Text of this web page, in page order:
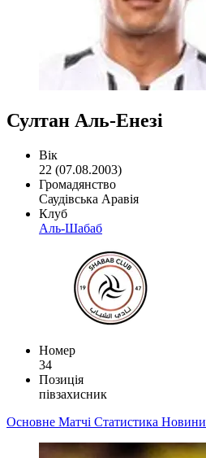
Султан Аль-Енезі
Вік
22 (07.08.2003)
Громадянство
Саудівська Аравія
Клуб
Аль-Шабаб
Номер
34
Позиція
півзахисник
Основне Матчі Статистика Новини